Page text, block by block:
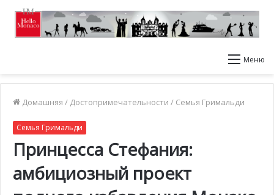
Меню
Домашняя / Достопримечательности / Семья Гримальди
Семья Гримальди
Принцесса Стефания:
амбициозный проект